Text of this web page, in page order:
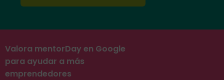
Valora mentorDay en Google
para ayudar a más
emprendedores